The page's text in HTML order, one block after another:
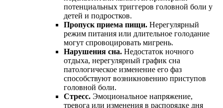
потенциальных триггеров головной боли у
детей и подростков.
Пропуск приема пищи. Нерегулярный
режим питания или длительное голодание
могут спровоцировать мигрень.
Нарушения сна. Недостаток ночного
отдыха, нерегулярный график сна
патологическое изменение его фаз
способствуют возникновению приступов
головной боли.
Стресс. Эмоциональное напряжение,
тревога или изменения в распорядке дня